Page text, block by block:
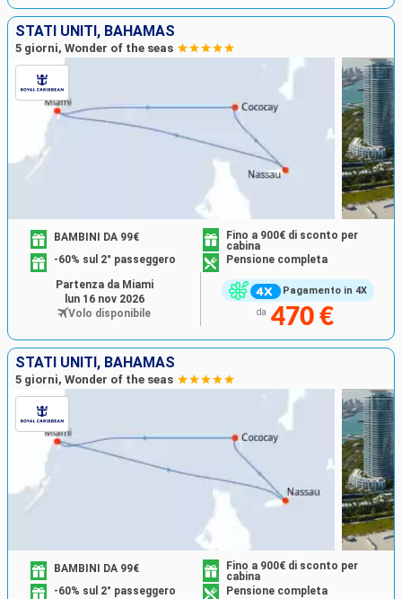
STATI UNITI, BAHAMAS
5 giorni, Wonder of the seas
Pagamento in 4X
BAMBINI DA 99€
Fino a 900€ di sconto per
cabina
-60% sul 2° passeggero
Pensione completa
da 470 €
Partenza da Miami
lun 16 nov 2026
Volo disponibile
STATI UNITI, BAHAMAS
5 giorni, Wonder of the seas
BAMBINI DA 99€
Fino a 900€ di sconto per
cabina
-60% sul 2° passeggero
Pensione completa